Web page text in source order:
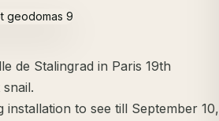
de Stalingrad in Paris 19th
installation to see till September 10,